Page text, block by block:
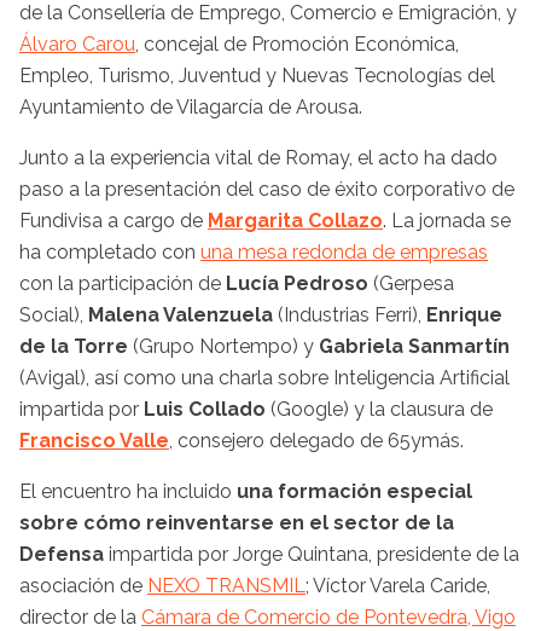
de la Consellería de Emprego, Comercio e Emigración, y
Álvaro Carou, concejal de Promoción Económica,
Empleo, Turismo, Juventud y Nuevas Tecnologías del
Ayuntamiento de Vilagarcía de Arousa.
Junto a la experiencia vital de Romay, el acto ha dado
paso a la presentación del caso de éxito corporativo de
Fundivisa a cargo de Margarita Collazo. La jornada se
ha completado con una mesa redonda de empresas
con la participación de Lucía Pedroso (Gerpesa
Social), Malena Valenzuela (Industrias Ferri), Enrique
de la Torre (Grupo Nortempo) y Gabriela Sanmartín
(Avigal), así como una charla sobre Inteligencia Artificial
impartida por Luis Collado (Google) y la clausura de
Francisco Valle, consejero delegado de 65ymás.
El encuentro ha incluido una formación especial
sobre cómo reinventarse en el sector de la
Defensa impartida por Jorge Quintana, presidente de la
asociación de NEXO TRANSMIL; Víctor Varela Caride,
director de la Cámara de Comercio de Pontevedra, Vigo